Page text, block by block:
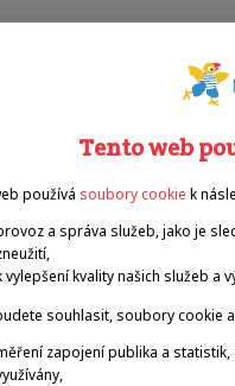
a client-side exception has
Tento web
používá soubory cookie k
a správa služeb, jako je
vylepšení kvality našich služeb a
souhlasit, soubory cookie
zapojení publika a